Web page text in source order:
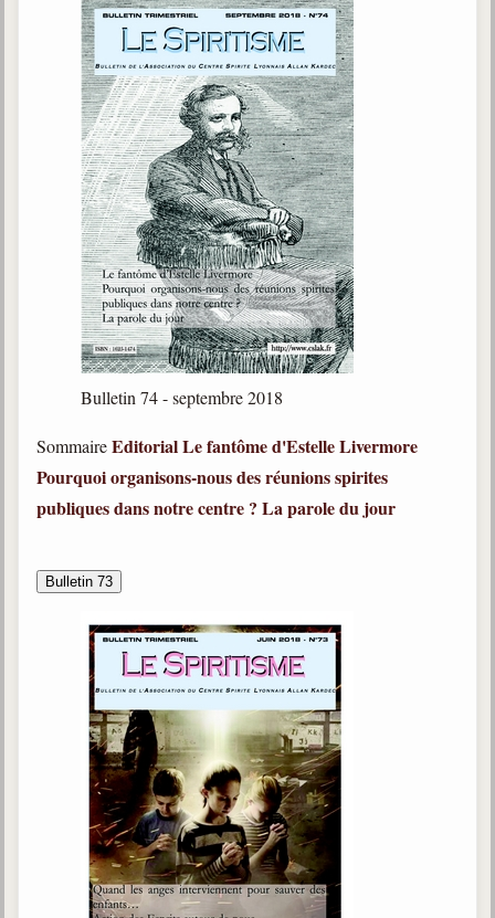
Bulletin 74 - septembre 2018
SommaireEditorialLe fantôme d'Estelle Livermore
Pourquoi organisons-nous des réunions spirites
publiques dans notre centre ? La parole du jour
Bulletin 73